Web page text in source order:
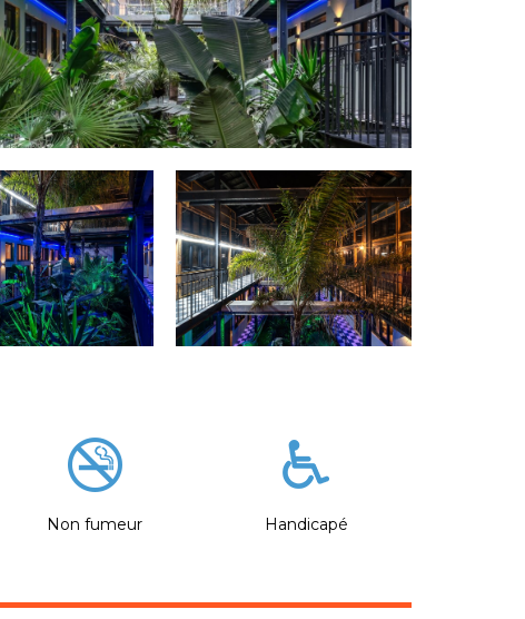
Non fumeur Handicapé